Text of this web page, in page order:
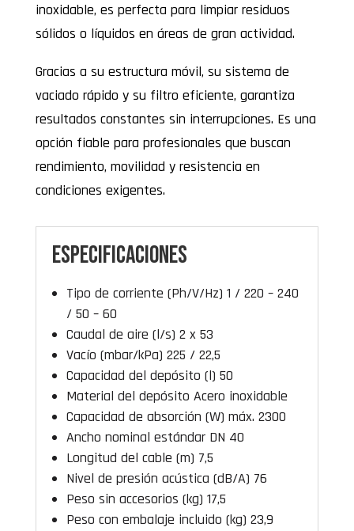
inoxidable, es perfecta para limpiar residuos
sólidos o líquidos en áreas de gran actividad.
Gracias a su estructura móvil, su sistema de
vaciado rápido y su filtro eficiente, garantiza
resultados constantes sin interrupciones. Es una
opción fiable para profesionales que buscan
rendimiento, movilidad y resistencia en
condiciones exigentes.
Especificaciones
Tipo de corriente (Ph/V/Hz) 1 / 220 – 240
/ 50 – 60
Caudal de aire (l/s) 2 x 53
Vacío (mbar/kPa) 225 / 22,5
Capacidad del depósito (l) 50
Material del depósito Acero inoxidable
Capacidad de absorción (W) máx. 2300
Ancho nominal estándar DN 40
Longitud del cable (m) 7,5
Nivel de presión acústica (dB/A) 76
Peso sin accesorios (kg) 17,5
Peso con embalaje incluido (kg) 23,9